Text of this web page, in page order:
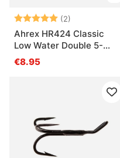
Arvio: (2)
5.0 5:sta
Ahrex HR424 Classic
Low Water Double 5-
pack
€8.95